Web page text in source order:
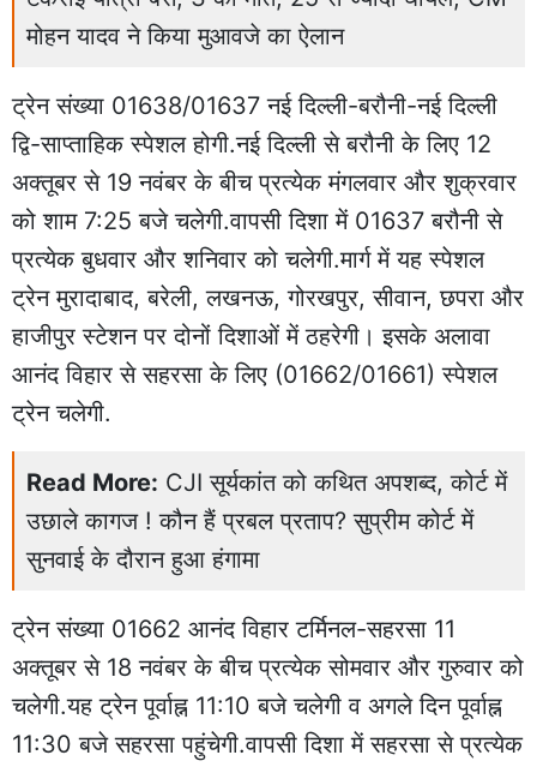
मोहन यादव ने किया मुआवजे का ऐलान
ट्रेन संख्या 01638/01637 नई दिल्ली-बरौनी-नई दिल्ली
द्वि-साप्ताहिक स्पेशल होगी.नई दिल्ली से बरौनी के लिए 12
अक्तूबर से 19 नवंबर के बीच प्रत्येक मंगलवार और शुक्रवार
को शाम 7:25 बजे चलेगी.वापसी दिशा में 01637 बरौनी से
प्रत्येक बुधवार और शनिवार को चलेगी.मार्ग में यह स्पेशल
ट्रेन मुरादाबाद, बरेली, लखनऊ, गोरखपुर, सीवान, छपरा और
हाजीपुर स्टेशन पर दोनों दिशाओं में ठहरेगी। इसके अलावा
आनंद विहार से सहरसा के लिए (01662/01661) स्पेशल
ट्रेन चलेगी.
Read More: CJI सूर्यकांत को कथित अपशब्द, कोर्ट में
उछाले कागज ! कौन हैं प्रबल प्रताप? सुप्रीम कोर्ट में
सुनवाई के दौरान हुआ हंगामा
ट्रेन संख्या 01662 आनंद विहार टर्मिनल-सहरसा 11
अक्तूबर से 18 नवंबर के बीच प्रत्येक सोमवार और गुरुवार को
चलेगी.यह ट्रेन पूर्वाह्न 11:10 बजे चलेगी व अगले दिन पूर्वाह्न
11:30 बजे सहरसा पहुंचेगी.वापसी दिशा में सहरसा से प्रत्येक